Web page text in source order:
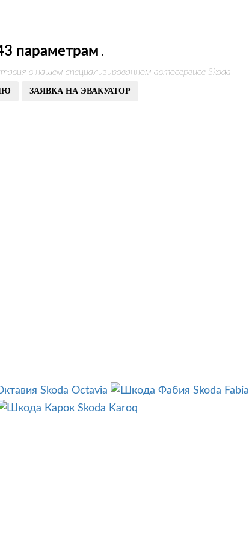
параметрам .
в нашем специализированном автосервисе Skoda
ЗАЯВКА НА ЭВАКУАТОР
Skoda Octavia Skoda Fabia
Skoda Karoq